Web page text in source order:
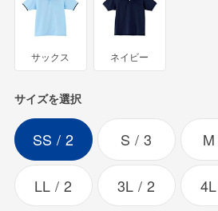
サックス ネイビー
サイズを選択
SS 2 S 3 M
LL 2 3L 2 4L